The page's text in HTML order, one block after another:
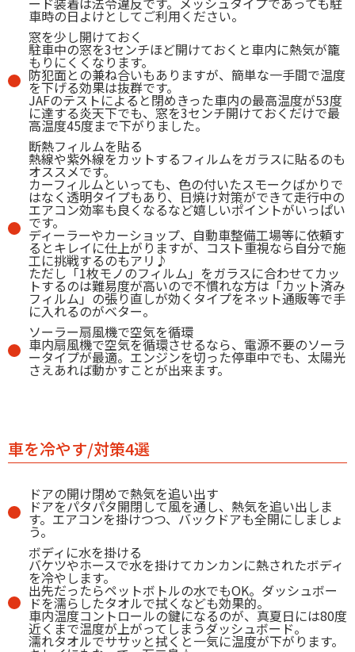
車時の日よけとしてご利用ください。
窓を少し開けておく
駐車中の窓を3センチほど開けておくと車内に熱気が籠
もりにくくなります。
防犯面との兼ね合いもありますが、簡単な一手間で温度
を下げる効果は抜群です。
JAFのテストによると閉めきった車内の最高温度が53度
に達する炎天下でも、窓を3センチ開けておくだけで最
高温度45度まで下がりました。
断熱フィルムを貼る
熱線や紫外線をカットするフィルムをガラスに貼るのも
オススメです。
カーフィルムといっても、色の付いたスモークばかりで
はなく透明タイプもあり、日焼け対策ができて走行中の
エアコン効率も良くなるなど嬉しいポイントがいっぱい
です。
ディーラーやカーショップ、自動車整備工場等に依頼す
るとキレイに仕上がりますが、コスト重視なら自分で施
工に挑戦するのもアリ♪
ただし「1枚モノのフィルム」をガラスに合わせてカッ
トするのは難易度が高いので不慣れな方は「カット済み
フィルム」の張り直しが効くタイプをネット通販等で手
に入れるのがベター。
ソーラー扇風機で空気を循環
車内扇風機で空気を循環させるなら、電源不要のソーラ
ータイプが最適。エンジンを切った停車中でも、太陽光
さえあれば動かすことが出来ます。
車を冷やす/対策4選
ドアの開け閉めで熱気を追い出す
ドアをパタパタ開閉して風を通し、熱気を追い出しま
す。エアコンを掛けつつ、バックドアも全開にしましょ
う。
ボディに水を掛ける
バケツやホースで水を掛けてカンカンに熱されたボディ
を冷やします。
出先だったらペットボトルの水でもOK。ダッシュボー
ドを濡らしたタオルで拭くなども効果的。
車内温度コントロールの鍵になるのが、真夏日には80度
近くまで温度が上がってしまうダッシュボード。
濡れタオルでササッと拭くと一気に温度が下がります。